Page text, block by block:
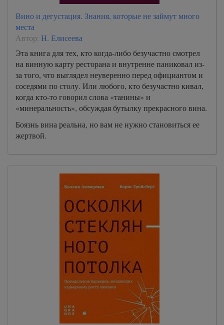
Вино и дегустация. Знания, которые не займут много
места
Автор: Н. Елисеева
Эта книга для тех, кто когда-либо безучастно смотрел
на винную карту ресторана и внутренне паниковал из-
за того, что выглядел неуверенно перед официантом и
соседями по столу. Или любого, кто безучастно кивал,
когда кто-то говорил слова «танины» и
«минеральность», обсуждая бутылку прекрасного вина.
Боязнь вина реальна, но вам не нужно становиться ее
жертвой.